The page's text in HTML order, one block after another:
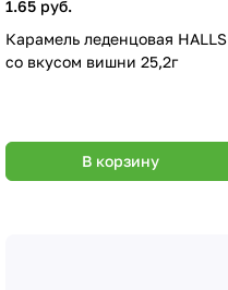
1.65 руб.
Карамель леденцовая HALLS
со вкусом вишни 25,2г
В корзину